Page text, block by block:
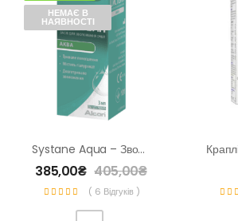
НЕМАЄ В
НАЯВНОСТІ
Systane Aqua – Зволожуючі Краплі Для Очей
385,00₴ 405,00₴
( 6 Відгуків )